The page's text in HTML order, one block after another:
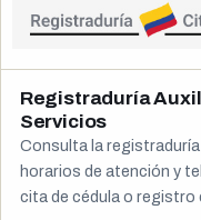
Registraduría
Servicios
Consulta la
horarios de atención y
cita de cédula o registro